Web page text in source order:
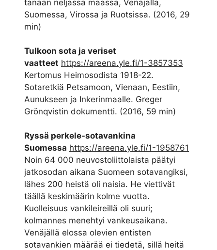
tänään neljässä maassa, Venäjällä,
Suomessa, Virossa ja Ruotsissa. (2016, 29
min)
Tulkoon sota ja veriset
vaatteet https://areena.yle.fi/1-3857353
Kertomus Heimosodista 1918-22.
Sotaretkiä Petsamoon, Vienaan, Eestiin,
Aunukseen ja Inkerinmaalle. Greger
Grönqvistin dokumentti. (2016, 59 min)
Ryssä perkele-sotavankina
Suomessa https://areena.yle.fi/1-1958761
Noin 64 000 neuvostoliittolaista päätyi
jatkosodan aikana Suomeen sotavangiksi,
lähes 200 heistä oli naisia. He viettivät
täällä keskimäärin kolme vuotta.
Kuolleisuus vankileireillä oli suuri;
kolmannes menehtyi vankeusaikana.
Venäjällä elossa olevien entisten
sotavankien määrää ei tiedetä, sillä heitä